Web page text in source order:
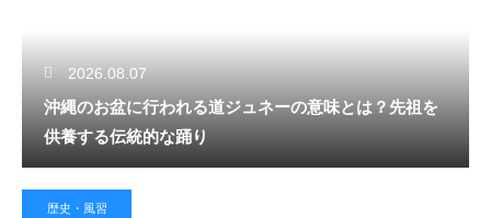
2026.08.07
沖縄のお盆に行われる道ジュネーの意味とは？先祖を
供養する伝統的な踊り
歴史・風習